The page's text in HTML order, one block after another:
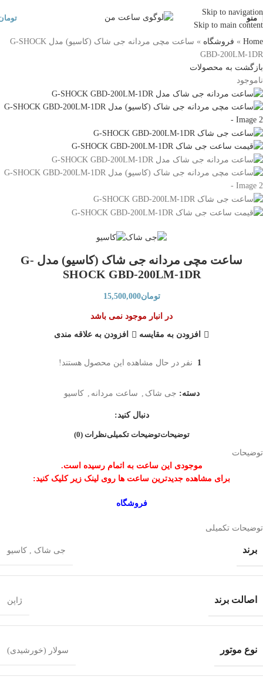
Skip to navigation
Skip to main content
منو
Home
» فروشگاه »
ساعت مچی مردانه جی شاک (کاسیو) مدل G-SHOCK
GBD-200LM-1DR
بازگشت به محصولات
ناموجود
ساعت مچی مردانه جی شاک (کاسیو) مدل G-
SHOCK GBD-200LM-1DR
تومان15,500,000
در انبار موجود نمی باشد
افزودن به مقایسه افزودن به علاقه مندی
1 نفر در حال مشاهده این محصول هستند!
دسته: جی شاک , ساعت مردانه , کاسیو
دنبال کنید:
توضیحاتتوضیحات تکمیلینظرات (0)
توضیحات
موجودی این ساعت به اتمام رسیده است.
برای مشاهده جدیدترین ساعت ها روی لینک زیر کلیک کنید:
فروشگاه
توضیحات تکمیلی
برند جی شاک , کاسیو
اصالت برند ژاپن
نوع موتور سولار (خورشیدی)